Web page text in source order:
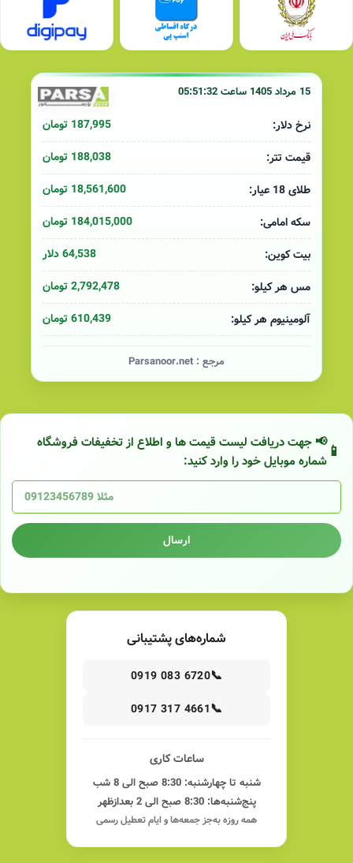
15 مرداد 1405 ساعت 05:51:32
نرخ دلار:
187,995 تومان
قیمت تتر:
188,038 تومان
طلای 18 عیار:
18,561,600 تومان
سکه امامی:
184,015,000 تومان
بیت کوین:
64,538 دلار
مس هر کیلو:
2,792,478 تومان
آلومینیوم هر کیلو:
610,439 تومان
مرجع : Parsanoor.net
📢 جهت دریافت لیست قیمت ها و اطلاع از تخفیفات فروشگاه
شماره موبایل خود را وارد کنید:
ارسال
شماره‌های پشتیبانی
📞
0919 083 6720
📞
0917 317 4661
ساعات کاری
شنبه تا چهارشنبه: 8:30 صبح الی 8 شب
پنج‌شنبه‌ها: 8:30 صبح الی 2 بعدازظهر
همه روزه به‌جز جمعه‌ها و ایام تعطیل رسمی